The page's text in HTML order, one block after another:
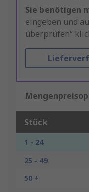
Sie benötigen
eingeben und
überprüfen“
Stück
1 - 24
25 - 49
50 +